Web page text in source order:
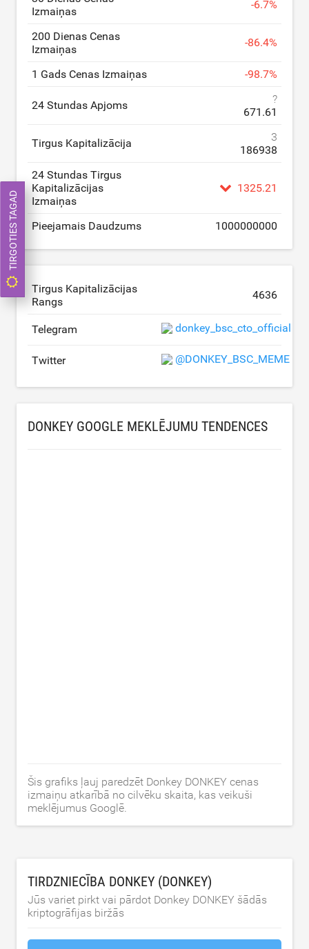
Izmaiņas
-6.7%
200 Dienas Cenas
Izmaiņas
-86.4%
1 Gads Cenas Izmaiņas -98.7%
24 Stundas Apjoms
?
671.61
Tirgus Kapitalizācija
3
186938
24 Stundas Tirgus
Kapitalizācijas
Izmaiņas
1325.21
Pieejamais Daudzums 1000000000
Tirgus Kapitalizācijas
Rangs
4636
Telegram donkey_bsc_cto_official
Twitter @DONKEY_BSC_MEME
DONKEY GOOGLE MEKLĒJUMU TENDENCES
Šis grafiks ļauj paredzēt Donkey DONKEY cenas
izmaiņu atkarībā no cilvēku skaita, kas veikuši
meklējumus Googlē.
TIRDZNIECĪBA DONKEY (DONKEY)
Jūs variet pirkt vai pārdot Donkey DONKEY šādās
kriptogrāfijas biržās
TIRGOTIES TAGAD